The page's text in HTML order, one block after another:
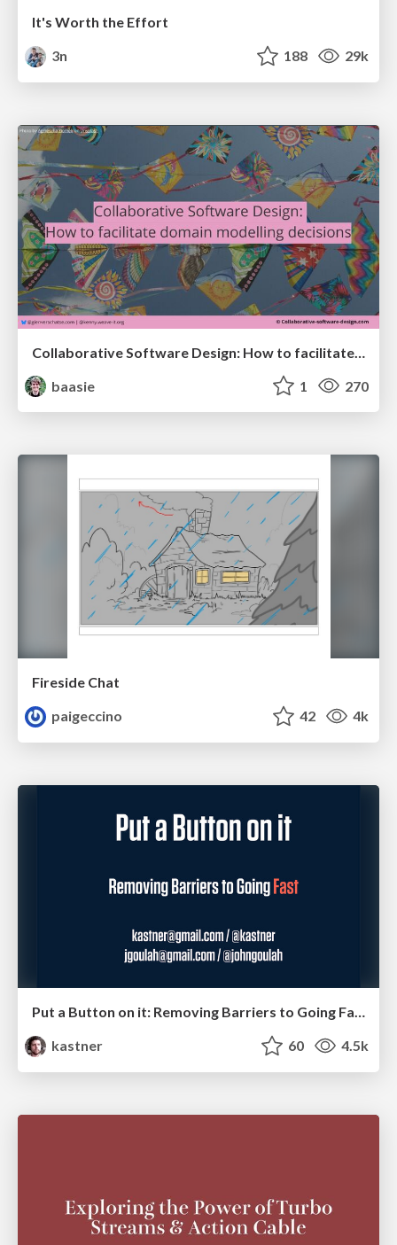
It's Worth the Effort
3n
188 29k
baasie
1 270
Fireside Chat
paigeccino
42 4k
Put a Button on it: Removing Barriers to Going Fast.
kastner
60 4.5k